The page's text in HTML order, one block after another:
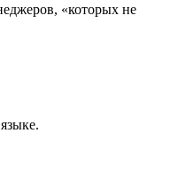
«которых не